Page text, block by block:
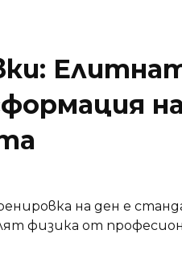
на
на ден е
физика от